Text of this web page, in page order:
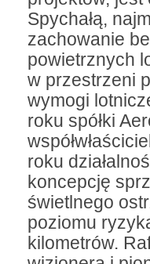
Spychałą,
zachowanie
powietrznych
w przestrzeni
wymogi
roku spółki
roku
koncepcję
świetlnego
poziomu
kilometrów.